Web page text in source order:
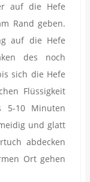
auf die Hefe
Rand geben.
auf die Hefe
des noch
sich die Hefe
Flüssigkeit
5-10 Minuten
und glatt
abdecken
Ort gehen